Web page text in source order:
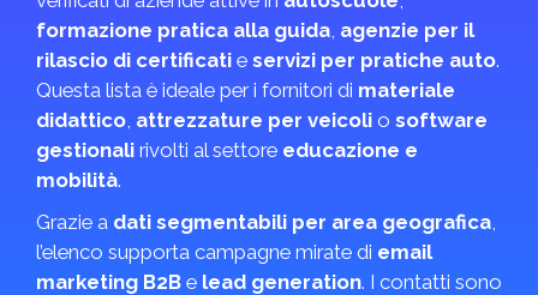
formazione pratica alla guida, agenzie per il
rilascio di certificati e servizi per pratiche auto.
Questa lista è ideale per i fornitori di materiale
didattico, attrezzature per veicoli o software
gestionali rivolti al settore educazione e
mobilità.
Grazie a dati segmentabili per area geografica,
l’elenco supporta campagne mirate di email
marketing B2B e lead generation. I contatti sono